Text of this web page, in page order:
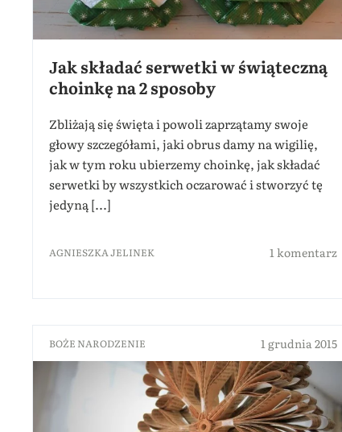
Jak składać serwetki w świąteczną
choinkę na 2 sposoby
Zbliżają się święta i powoli zaprzątamy swoje
głowy szczegółami, jaki obrus damy na wigilię,
jak w tym roku ubierzemy choinkę, jak składać
serwetki by wszystkich oczarować i stworzyć tę
jedyną [...]
AGNIESZKA JELINEK 1 komentarz
BOŻE NARODZENIE 1 grudnia 2015